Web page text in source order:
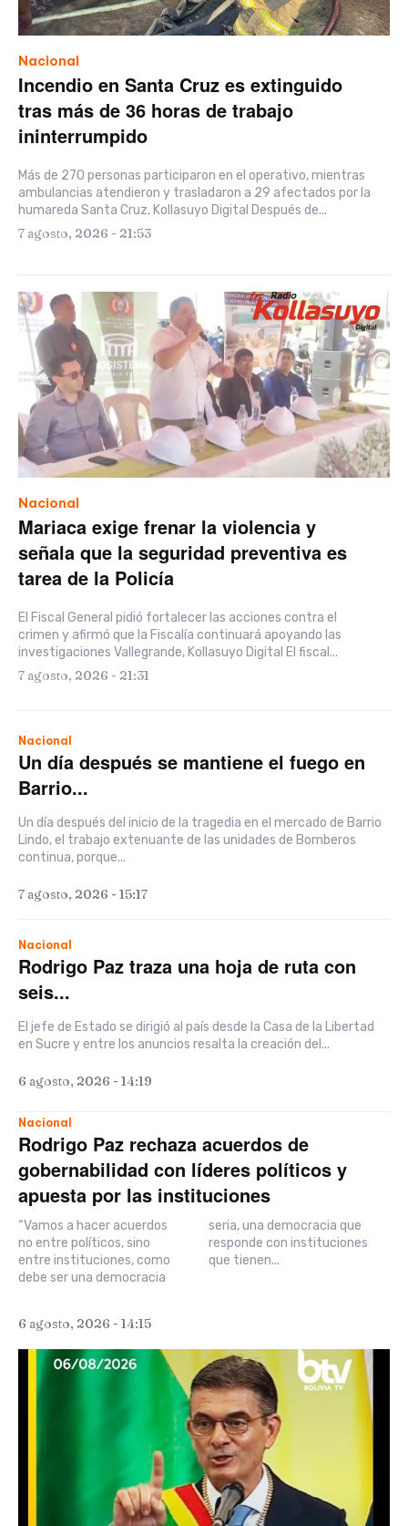
Nacional
Incendio en Santa Cruz es extinguido
tras más de 36 horas de trabajo
ininterrumpido
Más de 270 personas participaron en el operativo, mientras
ambulancias atendieron y trasladaron a 29 afectados por la
humareda Santa Cruz, Kollasuyo Digital Después de...
7 agosto, 2026 - 21:53
Nacional
Mariaca exige frenar la violencia y
señala que la seguridad preventiva es
tarea de la Policía
El Fiscal General pidió fortalecer las acciones contra el
crimen y afirmó que la Fiscalía continuará apoyando las
investigaciones Vallegrande, Kollasuyo Digital El fiscal...
7 agosto, 2026 - 21:31
Nacional
Un día después se mantiene el fuego en
Barrio...
Un día después del inicio de la tragedia en el mercado de Barrio
Lindo, el trabajo extenuante de las unidades de Bomberos
continua, porque...
7 agosto, 2026 - 15:17
Nacional
Rodrigo Paz traza una hoja de ruta con
seis...
El jefe de Estado se dirigió al país desde la Casa de la Libertad
en Sucre y entre los anuncios resalta la creación del...
6 agosto, 2026 - 14:19
Nacional
Rodrigo Paz rechaza acuerdos de
gobernabilidad con líderes políticos y
apuesta por las instituciones
“Vamos a hacer acuerdos
no entre políticos, sino
entre instituciones, como
debe ser una democracia
seria, una democracia que
responde con instituciones
que tienen...
6 agosto, 2026 - 14:15